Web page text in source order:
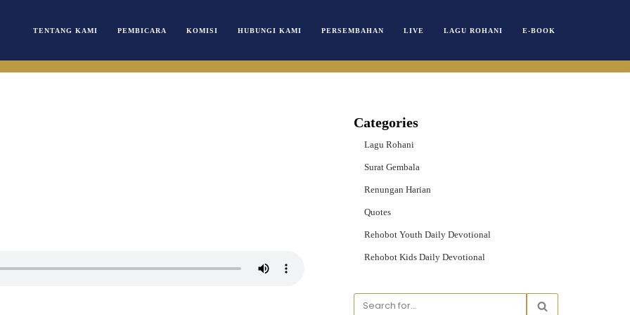
TENTANG KAMI PEMBICARA KOMISI HUBUNGI KAMI PERSEMBAHAN LIVE LAGU ROHANI E-BOOK
Categories
Lagu Rohani
Surat Gembala
Renungan Harian
Quotes
Rehobot Youth Daily Devotional
Rehobot Kids Daily Devotional